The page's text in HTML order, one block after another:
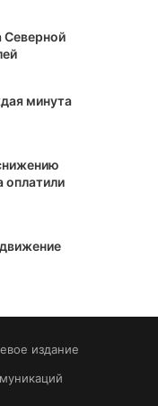
Северной
минута
оплатили
издание